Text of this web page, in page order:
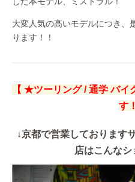
大変人気の高いモデルにつき、
ります！！
【 ★ツーリング / 通学 バイ
す
↓京都で営業しております
店はこんなシ